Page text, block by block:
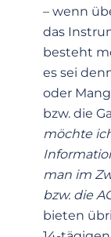
– wenn
das
besteht
es sei
oder
bzw. die
möchte
man im
bzw. die
bieten